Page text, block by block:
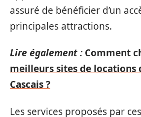
assuré de bénéficier d’un
principales attractions.
Lire également : Comment
meilleurs sites de locations
Cascais ?
Les services proposés par